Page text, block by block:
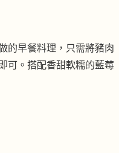
的早餐料理，只需將豬肉
可。搭配香甜軟糯的藍莓